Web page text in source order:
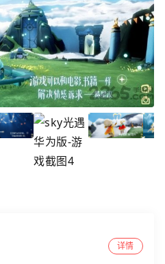
详情